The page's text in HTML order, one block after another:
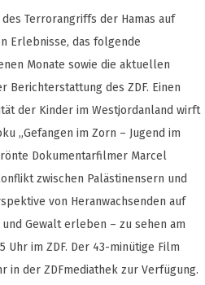
Terrorangriffs der Hamas auf
Erlebnisse, das folgende
Monate sowie die aktuellen
Berichterstattung des ZDF. Einen
der Kinder im Westjordanland wirft
„Gefangen im Zorn – Jugend im
Dokumentarfilmer Marcel
zwischen Palästinensern und
von Heranwachsenden auf
Gewalt erleben – zu sehen am
Uhr im ZDF. Der 43-minütige Film
in der ZDFmediathek zur Verfügung.